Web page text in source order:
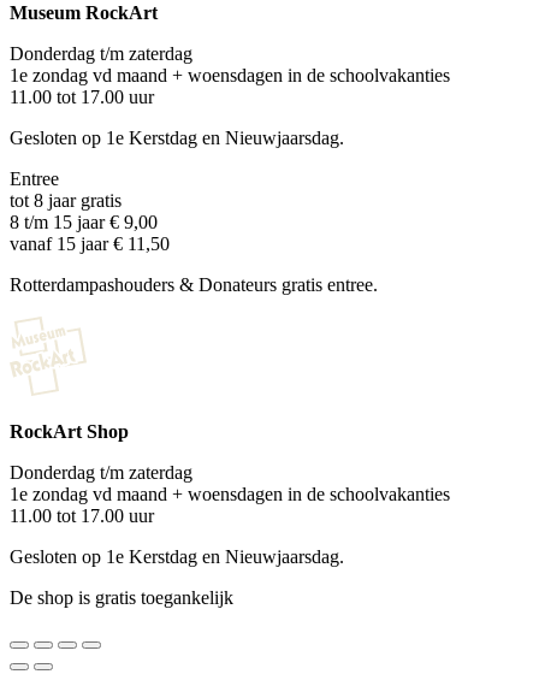
Museum RockArt
Donderdag t/m zaterdag
1e zondag vd maand + woensdagen in de schoolvakanties
11.00 tot 17.00 uur
Gesloten op 1e Kerstdag en Nieuwjaarsdag.
Entree
tot 8 jaar gratis
8 t/m 15 jaar € 9,00
vanaf 15 jaar € 11,50
Rotterdampashouders & Donateurs gratis entree.
RockArt Shop
Donderdag t/m zaterdag
1e zondag vd maand + woensdagen in de schoolvakanties
11.00 tot 17.00 uur
Gesloten op 1e Kerstdag en Nieuwjaarsdag.
De shop is gratis toegankelijk